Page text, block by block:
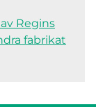
Regins
fabrikat